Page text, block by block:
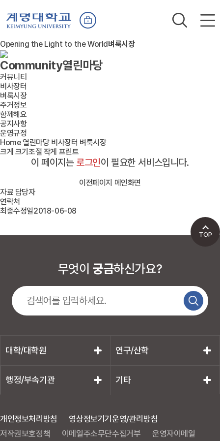
Opening the Light to the World벼룩시장
Community열린마당
커뮤니티
비사장터
벼룩시장
주거정보
함께해요
공지사항
운영규정
Home열린마당 비사장터 벼룩시장
크게 크기조절 작게 프린트
이 페이지는 로그인이 필요한 서비스입니다.
이전페이지 메인화면
자료 담당자
연락처
최종수정일2018-06-08
무엇이 궁금하신가요?
대학/대학원 연구/산학
행정/부속기관 기타
개인정보처리방침
영상정보기기운영/관리방침
저작권보호정책
이메일주소무단수집거부 운영자이메일
TOP